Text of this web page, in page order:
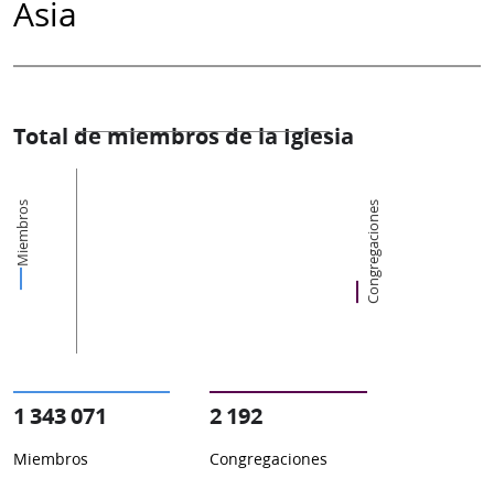
Asia
Total de miembros de la Iglesia
Miembros Congregaciones
1 343 071
Miembros
2 192
Congregaciones